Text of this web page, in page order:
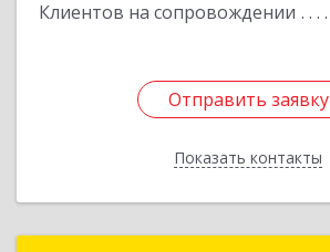
Клиентов на сопровождении
Отправить заявку
Показать контакты
Отправить заявку
Назад